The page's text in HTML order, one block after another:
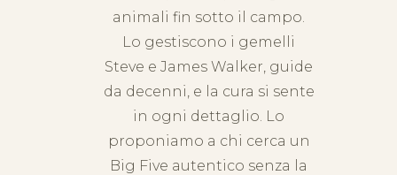
animali fin sotto il campo.
Lo gestiscono i gemelli
Steve e James Walker, guide
da decenni, e la cura si sente
in ogni dettaglio. Lo
proponiamo a chi cerca un
Big Five autentico senza la